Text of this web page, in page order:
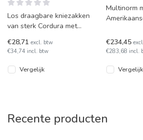
Los draagbare kniezakken
van sterk Cordura met
achterkant. Combineer ze
met B
€28,71 excl. btw
€34,74 incl. btw
Vergelijk
Multinorm
€234,45
€283,68 incl.
Vergelijk
Recente producten